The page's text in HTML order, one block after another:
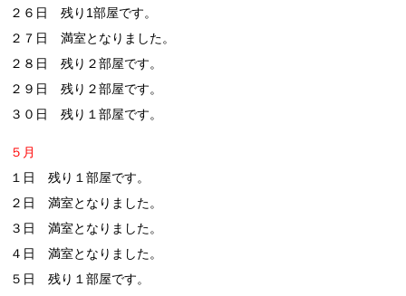
２６日 残り1部屋です。
２７日 満室となりました。
２８日 残り２部屋です。
２９日 残り２部屋です。
３０日 残り１部屋です。
５月
１日 残り１部屋です。
２日 満室となりました。
３日 満室となりました。
４日 満室となりました。
５日 残り１部屋です。